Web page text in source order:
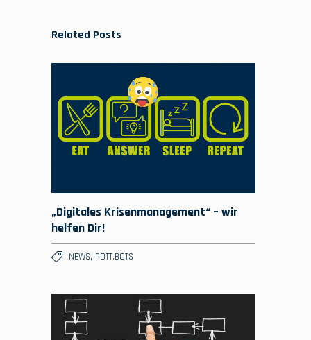
Related Posts
„Digitales Krisenmanagement“ – wir
helfen Dir!
NEWS, POTT.BOTS